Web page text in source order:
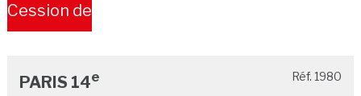
Cession de
PARIS 14e Réf. 1980